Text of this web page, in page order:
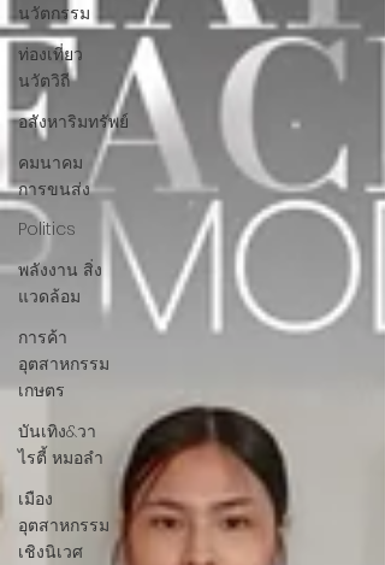
นวัตกรรม
ท่องเที่ยว
นวัตวิถี
อสังหาริมทรัพย์
คมนาคม
การขนส่ง
Politics
พลังงาน สิ่ง
แวดล้อม
การค้า
อุตสาหกรรม
เกษตร
บันเทิง&วา
ไรตี้ หมอลำ
เมือง
อุตสาหกรรม
เชิงนิเวศ